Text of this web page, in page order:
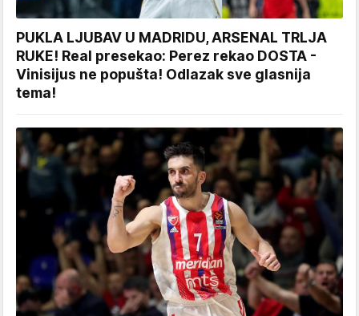
PUKLA LJUBAV U MADRIDU, ARSENAL TRLJA
RUKE! Real presekao: Perez rekao DOSTA -
Vinisijus ne popušta! Odlazak sve glasnija
tema!